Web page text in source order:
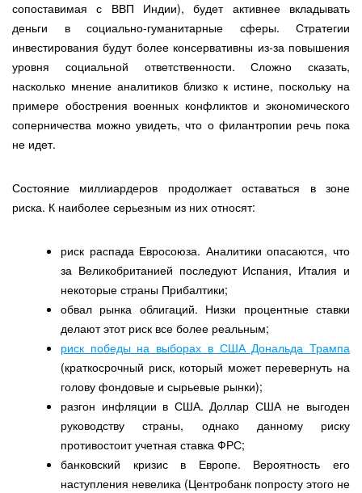
сопоставимая с ВВП Индии), будет активнее вкладывать
деньги в социально-гуманитарные сферы. Стратегии
инвестирования будут более консервативны из-за повышения
уровня социальной ответственности. Сложно сказать,
насколько мнение аналитиков близко к истине, поскольку на
примере обострения военных конфликтов и экономического
соперничества можно увидеть, что о филантропии речь пока
не идет.
Состояние миллиардеров продолжает оставаться в зоне
риска. К наиболее серьезным из них относят:
риск распада Евросоюза. Аналитики опасаются, что
за Великобританией последуют Испания, Италия и
некоторые страны Прибалтики;
обвал рынка облигаций. Низки процентные ставки
делают этот риск все более реальным;
риск победы на выборах в США Дональда Трампа
(краткосрочный риск, который может перевернуть на
голову фондовые и сырьевые рынки);
разгон инфляции в США. Доллар США не выгоден
руководству страны, однако данному риску
противостоит учетная ставка ФРС;
банковский кризис в Европе. Вероятность его
наступления невелика (Центробанк попросту этого не